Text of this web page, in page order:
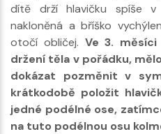
dítě drží hlavičku spíše
nakloněná a bříško
otočí obličej. Ve 3.
držení těla v pořádku,
dokázat pozměnit v
krátkodobě položit
jedné podélné ose,
na tuto podélnou osu